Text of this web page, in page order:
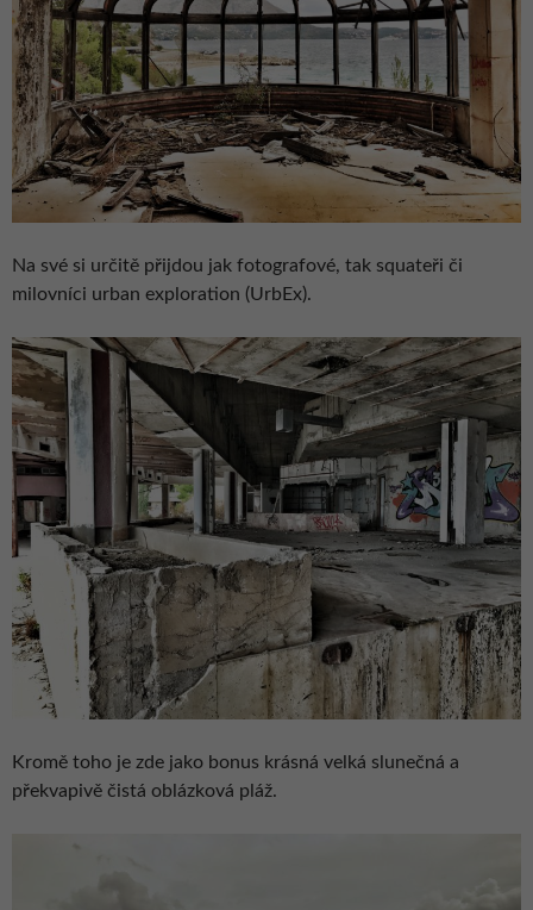
Na své si určitě přijdou jak fotografové, tak squateři či
milovníci urban exploration (UrbEx).
Kromě toho je zde jako bonus krásná velká slunečná a
překvapivě čistá oblázková pláž.